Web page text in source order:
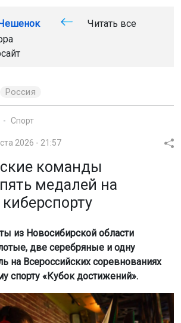
Читать все
Россия
Спорт
2026 - 21:57
команды
медалей на
из Новосибирской области
две серебряные и одну
на Всероссийских соревнованиях
спорту «Кубок достижений».